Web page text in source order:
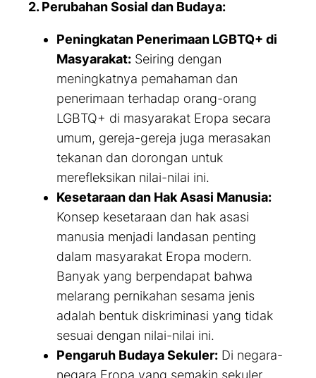
2. Perubahan Sosial dan Budaya:
Peningkatan Penerimaan LGBTQ+ di
Masyarakat: Seiring dengan
meningkatnya pemahaman dan
penerimaan terhadap orang-orang
LGBTQ+ di masyarakat Eropa secara
umum, gereja-gereja juga merasakan
tekanan dan dorongan untuk
merefleksikan nilai-nilai ini.
Kesetaraan dan Hak Asasi Manusia:
Konsep kesetaraan dan hak asasi
manusia menjadi landasan penting
dalam masyarakat Eropa modern.
Banyak yang berpendapat bahwa
melarang pernikahan sesama jenis
adalah bentuk diskriminasi yang tidak
sesuai dengan nilai-nilai ini.
Pengaruh Budaya Sekuler: Di negara-
negara Eropa yang semakin sekuler,